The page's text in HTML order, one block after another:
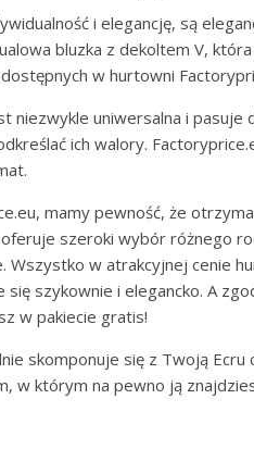
i elegancję, są
bluzka z dekoltem V,
w hurtowni
niezwykle uniwersalna i pasuje
ich walory.
mamy pewność, że
szeroki wybór różnego
Wszystko w atrakcyjnej cenie
szykownie i elegancko. A
w pakiecie gratis!
skomponuje się z Twoją Ecru
w którym na pewno ją